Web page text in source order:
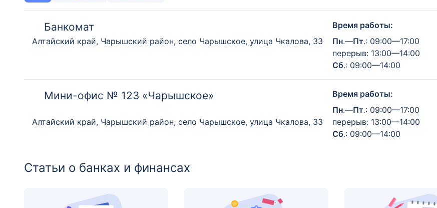
Банкомат
Алтайский край, Чарышский район, село Чарышское, улица Чкалова, 33
Время работы:
Пн.—Пт.: 09:00—17:00
перерыв: 13:00—14:00
Сб.: 09:00—14:00
Мини-офис № 123 «Чарышское»
Алтайский край, Чарышский район, село Чарышское, улица Чкалова, 33
Время работы:
Пн.—Пт.: 09:00—17:00
перерыв: 13:00—14:00
Сб.: 09:00—14:00
Статьи о банках и финансах